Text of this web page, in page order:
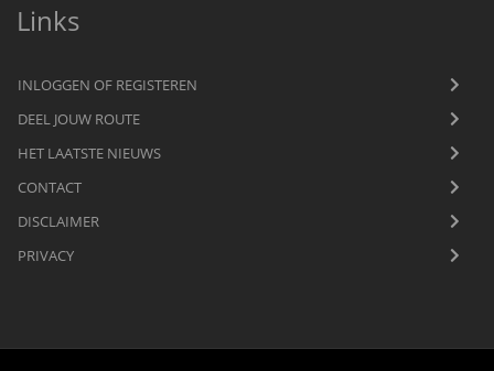
Links
INLOGGEN OF REGISTEREN
DEEL JOUW ROUTE
HET LAATSTE NIEUWS
CONTACT
DISCLAIMER
PRIVACY